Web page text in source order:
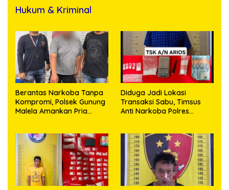
Hukum & Kriminal
Berantas Narkoba Tanpa
Kompromi, Polsek Gunung
Malela Amankan Pria
Diduga Jadi Lokasi
Transaksi Sabu, Timsus
Anti Narkoba Polres
63,67 Gram Sabu